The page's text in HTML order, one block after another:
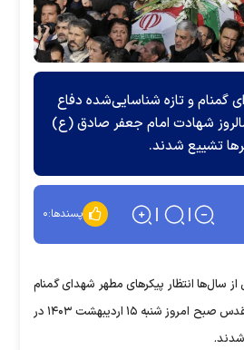
گمنام و تازه شناسایی‌شده دفاع
شهادت امام جعفر صادق (ع)
تشییع شدند.
پسندها:۰
سال‌ها انتظار پیکر‌های مطهر شهدای گمنام
و تازه شناسایی‌شده دفاع مقدس صبح امروز شنبه ۱۵ اردیبهشت ۱۴۰۳ در
شدند.